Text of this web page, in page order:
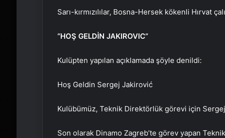
Sarı-kırmızılılar, Bosna-Hersek kökenli Hırvat
“HOŞ GELDİN JAKIROVIC”
Kulüpten yapılan açıklamada şöyle denildi:
Hoş Geldin Sergej Jakirović
Kulübümüz, Teknik Direktörlük görevi için Sergej
Son olarak Dinamo Zagreb’te görev yapan